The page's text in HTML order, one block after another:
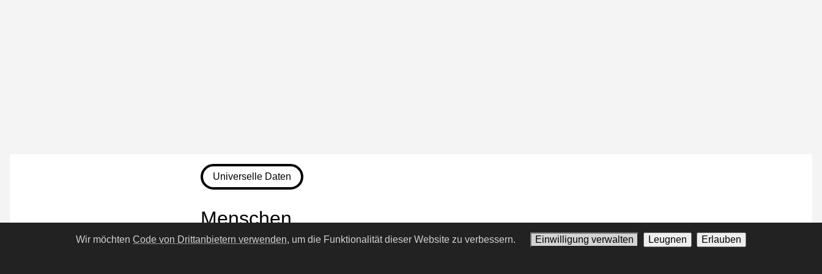
Universelle Daten
Menschen
Wir möchten Code von Drittanbietern verwenden, um die Funktionalität dieser Website zu verbessern. Einwilligung verwalten Leugnen Erlauben